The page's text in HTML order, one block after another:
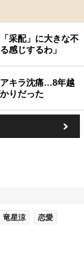
采配」に大きな不
感じするわ」
キラ沈痛…8年越
りだった
竜星涼 恋愛